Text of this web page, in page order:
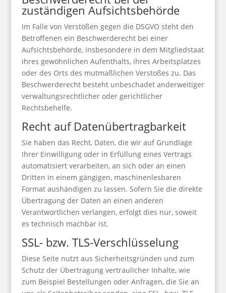
zuständigen Aufsichtsbehörde
Im Falle von Verstößen gegen die DSGVO steht den
Betroffenen ein Beschwerderecht bei einer
Aufsichtsbehörde, insbesondere in dem Mitgliedstaat
ihres gewöhnlichen Aufenthalts, ihres Arbeitsplatzes
oder des Orts des mutmaßlichen Verstoßes zu. Das
Beschwerderecht besteht unbeschadet anderweitiger
verwaltungsrechtlicher oder gerichtlicher
Rechtsbehelfe.
Recht auf Datenübertragbarkeit
Sie haben das Recht, Daten, die wir auf Grundlage
Ihrer Einwilligung oder in Erfüllung eines Vertrags
automatisiert verarbeiten, an sich oder an einen
Dritten in einem gängigen, maschinenlesbaren
Format aushändigen zu lassen. Sofern Sie die direkte
Übertragung der Daten an einen anderen
Verantwortlichen verlangen, erfolgt dies nur, soweit
es technisch machbar ist.
SSL- bzw. TLS-Verschlüsselung
Diese Seite nutzt aus Sicherheitsgründen und zum
Schutz der Übertragung vertraulicher Inhalte, wie
zum Beispiel Bestellungen oder Anfragen, die Sie an